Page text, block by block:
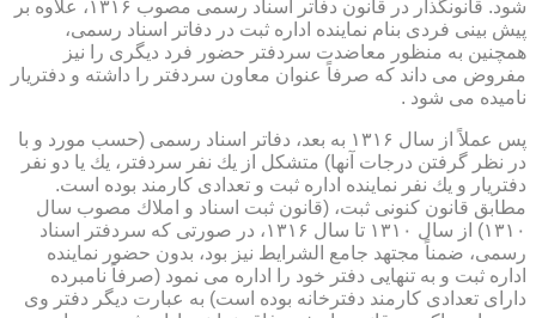
شود. قانونگذار در قانون دفاتر اسناد رسمی مصوب ۱۳۱۶، علاوه بر
پیش بینی فردی بنام نماینده اداره ثبت در دفاتر اسناد رسمی،
همچنین به منظور معاضدت سردفتر حضور فرد دیگری را نیز
مفروض می داند كه صرفاً عنوان معاون سردفتر را داشته و دفتریار
نامیده می شود .
پس عملاً از سال ۱۳۱۶ به بعد، دفاتر اسناد رسمی (حسب مورد و با
در نظر گرفتن درجات آنها) متشكل از یك نفر سردفتر، یك یا دو نفر
دفتریار و یك نفر نماینده اداره ثبت و تعدادی كارمند بوده است.
مطابق قانون كنونی ثبت، (قانون ثبت اسناد و املاك مصوب سال
۱۳۱۰) از سال ۱۳۱۰ تا سال ۱۳۱۶، در صورتی كه سردفتر اسناد
رسمی، ضمناً مجتهد جامع الشرایط نیز بود، بدون حضور نماینده
اداره ثبت و به تنهایی دفتر خود را اداره می نمود (صرفاً نامبرده
دارای تعدادی كارمند دفترخانه بوده است) به عبارت دیگر دفتر وی